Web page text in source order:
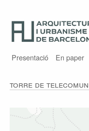
Presentació En paper
Torre de